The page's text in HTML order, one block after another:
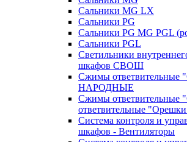
Сальники MG LX
Сальники PG
Сальники PG MG PGL
Сальники PGL
Светильники
шкафов СВОШ
Сжимы ответвительные
НАРОДНЫЕ
Сжимы
ответвительные
Система контроля и
шкафов - Вентиляторы